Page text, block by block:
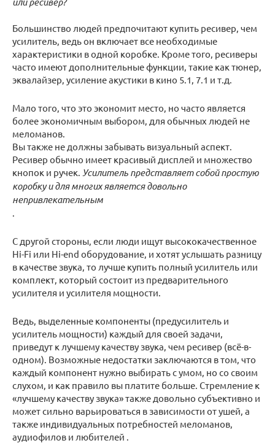
Большинство людей предпочитают купить ресивер, чем
усилитель, ведь он включает все необходимые
характеристики в одной коробке. Кроме того, ресиверы
часто имеют дополнительные функции, такие как тюнер,
эквалайзер, усиление акустики в кино 5.1, 7.1 и т.д.
Мало того, что это экономит место, но часто является
более экономичным выбором, для обычных людей не
меломанов.
Вы также не должны забывать визуальный аспект.
Ресивер обычно имеет красивый дисплей и множество
кнопок и ручек. Усилитель представляет собой простую
коробку и для многих является довольно
непривлекательным
С другой стороны, если люди ищут высококачественное
Hi-Fi или Hi-end оборудование, и хотят услышать разницу
в качестве звука, то лучше купить полный усилитель или
комплект, который состоит из предварительного
усилителя и усилителя мощности.
Ведь, выделенные компоненты (предусилитель и
усилитель мощности) каждый для своей задачи,
приведут к лучшему качеству звука, чем ресивер (всё-в-
одном). Возможные недостатки заключаются в том, что
каждый компонент нужно выбирать с умом, но со своим
слухом, и как правило вы платите больше. Стремление к
«лучшему качеству звука» также довольно субъективно и
может сильно варьироваться в зависимости от ушей, а
также индивидуальных потребностей меломанов,
аудиофилов и любителей .